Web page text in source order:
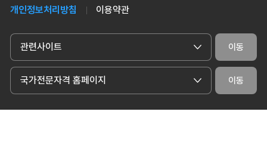
개인정보처리방침 이용약관
관련사이트 이동
국가전문자격 홈페이지 이동